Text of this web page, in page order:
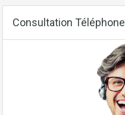
Consultation Téléphone